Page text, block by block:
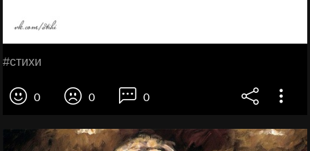
#стихи
0 0 0